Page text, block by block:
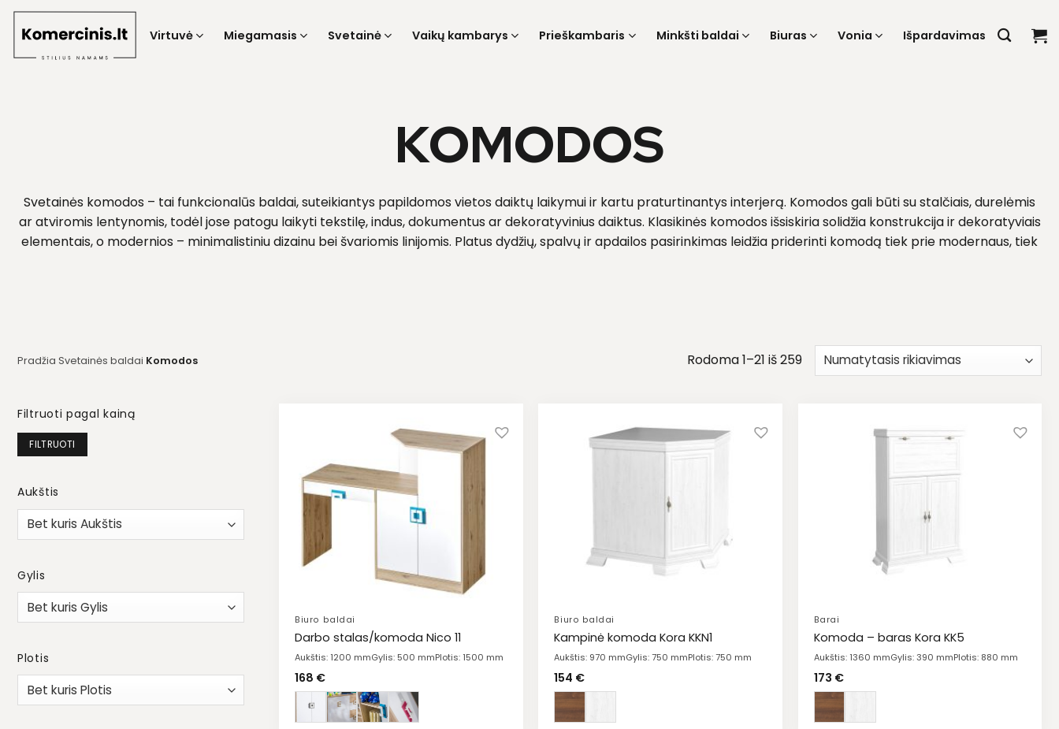
Skip
Virtuvė Miegamasis Svetainė Vaikų kambarys Prieškambaris Minkšti baldai Biuras Vonia Išpardavimas
KOMODOS
Svetainės komodos – tai funkcionalūs baldai, suteikiantys papildomos vietos daiktų laikymui ir kartu praturtinantys interjerą. Komodos gali būti su stalčiais, durelėmis
ar atviromis lentynomis, todėl jose patogu laikyti tekstilę, indus, dokumentus ar dekoratyvinius daiktus. Klasikinės komodos išsiskiria solidžia konstrukcija ir dekoratyviais
elementais, o modernios – minimalistiniu dizainu bei švariomis linijomis. Platus dydžių, spalvų ir apdailos pasirinkimas leidžia priderinti komodą tiek prie modernaus, tiek
Pradžia Svetainės baldai Komodos Rodoma 1–21 iš 259
Filtruoti pagal kainą
Min
kaina
Maks
kaina
FILTRUOTI
Aukštis
Gylis
Plotis
Biuro baldai
Darbo stalas/komoda Nico 11
Aukštis: 1200 mmGylis: 500 mmPlotis: 1500 mm
168 €
Biuro baldai
Kampinė komoda Kora KKN1
Aukštis: 970 mmGylis: 750 mmPlotis: 750 mm
154 €
Barai
Komoda – baras Kora KK5
Aukštis: 1360 mmGylis: 390 mmPlotis: 880 mm
173 €